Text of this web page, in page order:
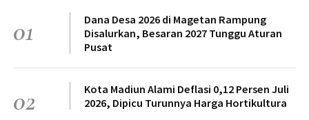
01
Dana Desa 2026 di Magetan Rampung
Disalurkan, Besaran 2027 Tunggu Aturan
Pusat
02
Kota Madiun Alami Deflasi 0,12 Persen Juli
2026, Dipicu Turunnya Harga Hortikultura